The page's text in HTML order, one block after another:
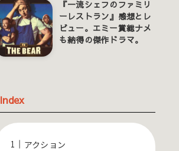
『一流シェフのファミリ
ーレストラン』感想とレ
ビュー。エミー賞総ナメ
も納得の傑作ドラマ。
Index
アクション